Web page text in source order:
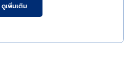
ดูเพิ่มเติม